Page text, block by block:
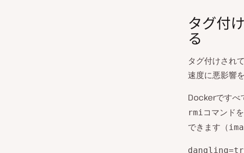
タグ付
る
タグ付けされ
速度に悪影響
Dockerですべ
rmiコマンド
できます（